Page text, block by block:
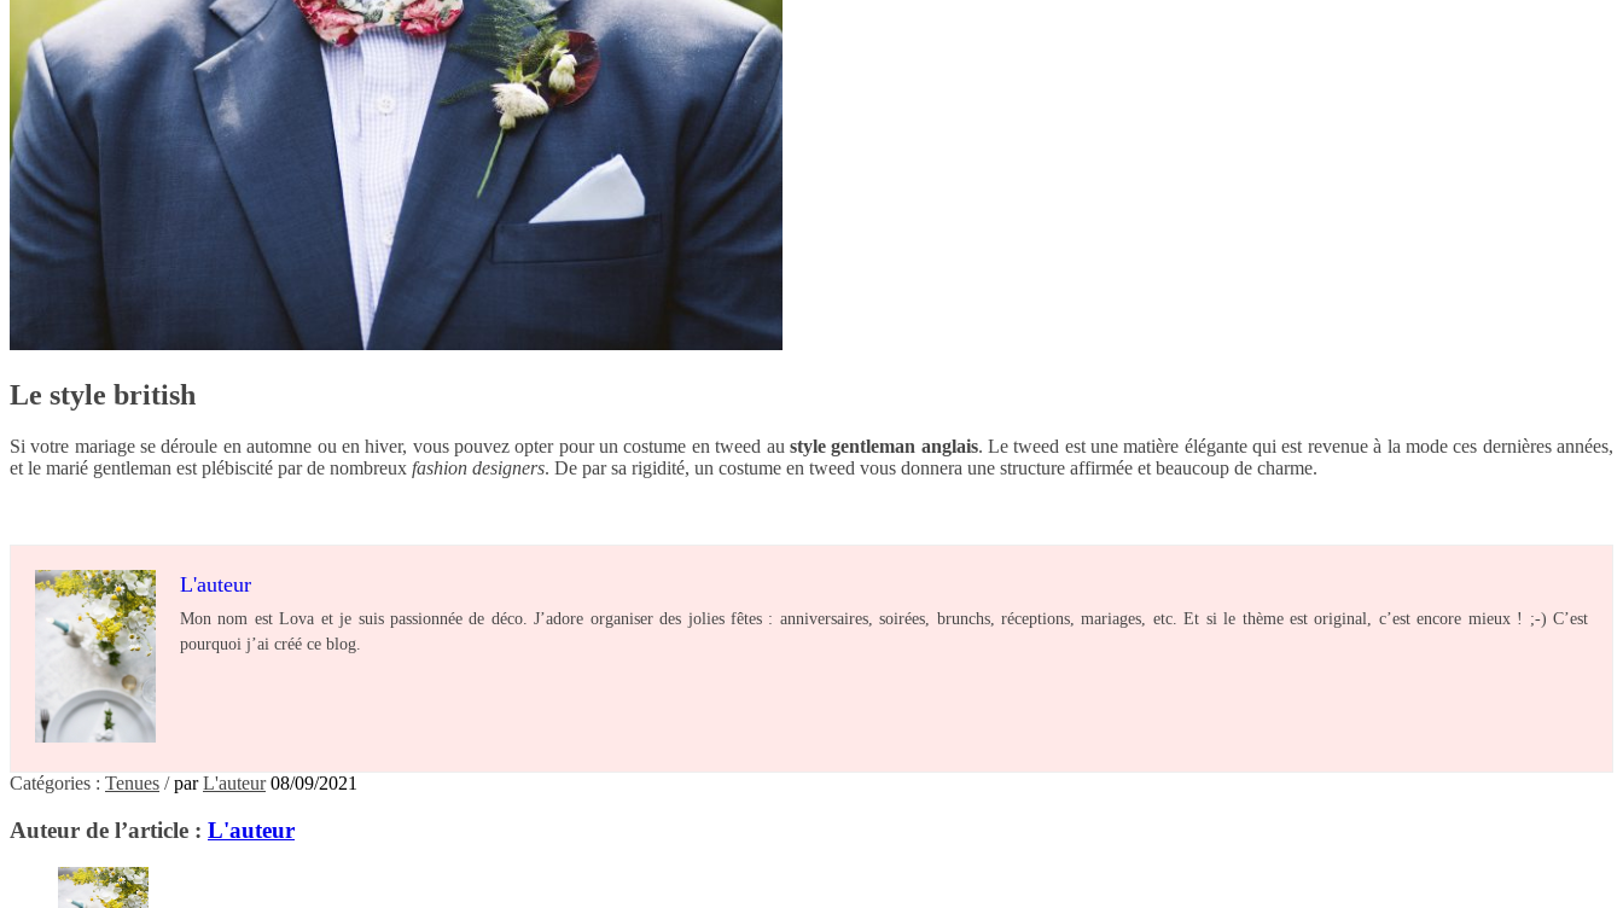
Le style british
Si votre mariage se déroule en automne ou en hiver, vous pouvez opter pour un costume en tweed au style gentleman anglais. Le tweed est une matière élégante qui est revenue à la mode ces dernières années,
et le marié gentleman est plébiscité par de nombreux fashion designers. De par sa rigidité, un costume en tweed vous donnera une structure affirmée et beaucoup de charme.
L'auteur
Mon nom est Lova et je suis passionnée de déco. J’adore organiser des jolies fêtes : anniversaires, soirées, brunchs, réceptions, mariages, etc. Et si le thème est original, c’est encore mieux ! ;-) C’est
pourquoi j’ai créé ce blog.
Catégories : Tenues /parL'auteur 08/09/2021
Auteur de l’article : L'auteur